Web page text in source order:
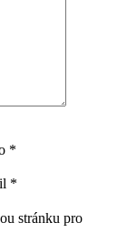
*
*
stránku pro